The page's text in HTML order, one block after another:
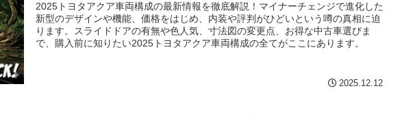
2025トヨタアクア車両構成の最新情報を徹底解説！マイナーチェンジで進化した
新型のデザインや機能、価格をはじめ、内装や評判がひどいという噂の真相に迫
ります。スライドドアの有無や色人気、寸法図の変更点、お得な中古車選びま
で、購入前に知りたい2025トヨタアクア車両構成の全てがここにあります。
2025.12.12